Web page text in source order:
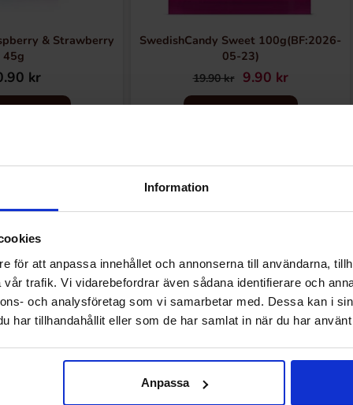
Information
för att anpassa innehållet och annonserna till användarna,
trafik. Vi vidarebefordrar även sådana identifierare och
och analysföretag som vi samarbetar med. Dessa kan i
har tillhandahållit eller som de har samlat in när du har
Anpassa
& Strawberry
45g
kr
SwedishCandy Sweet 100g(BF:2026-
05-23)
19.90 kr 9.90 kr